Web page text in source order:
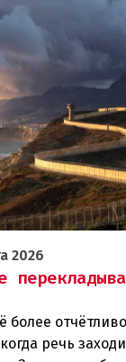
2026
более
речь